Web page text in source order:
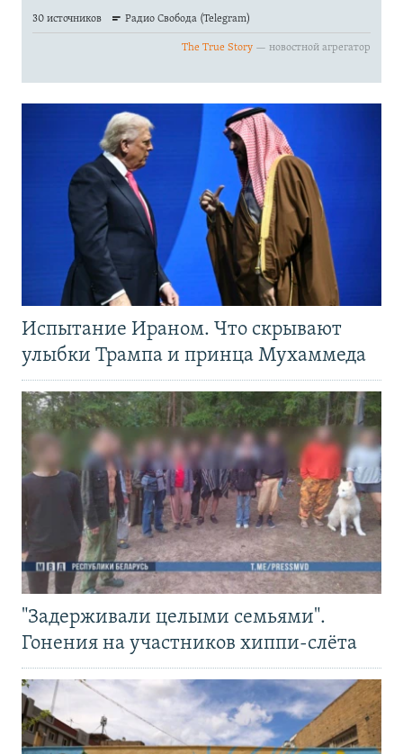
Испытание Ираном. Что скрывают
улыбки Трампа и принца Мухаммеда
"Задерживали целыми семьями".
Гонения на участников хиппи-слёта